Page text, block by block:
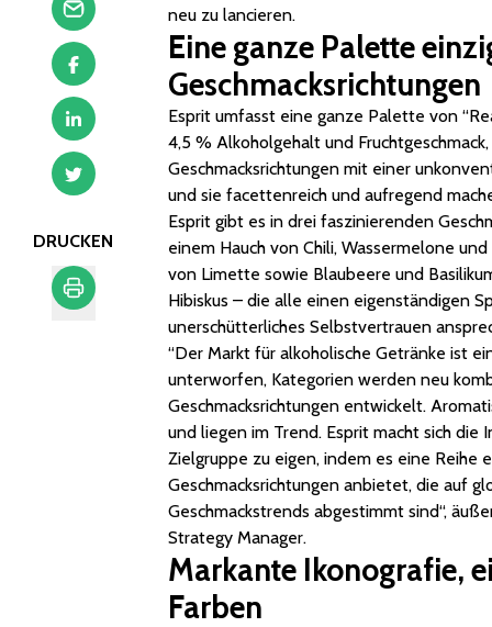
DRUCKEN
neu zu lancieren.
Eine ganze Palette
Geschmacksrichtungen
Esprit umfasst eine ganze Palette von
4,5 % Alkoholgehalt und
Geschmacksrichtungen mit einer
und sie facettenreich und aufregend
Esprit gibt es in drei faszinierenden
einem Hauch von Chili, Wassermelone
von Limette sowie Blaubeere und
Hibiskus – die alle einen eigenständigen
unerschütterliches Selbstvertrauen
“Der Markt für alkoholische Getränke ist
unterworfen, Kategorien werden neu
Geschmacksrichtungen entwickelt.
und liegen im Trend. Esprit macht sich die
Zielgruppe zu eigen, indem es eine Reihe
Geschmacksrichtungen anbietet, die auf
Geschmackstrends abgestimmt sind“,
Strategy Manager.
Markante Ikonografie,
Farben